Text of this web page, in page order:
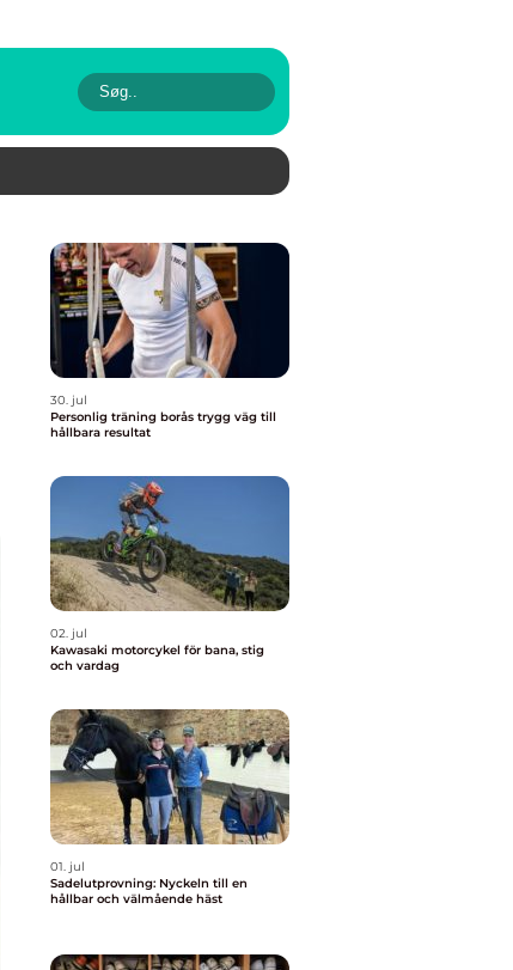
30. jul
Personlig träning borås trygg väg till
hållbara resultat
02. jul
Kawasaki motorcykel för bana, stig
och vardag
01. jul
Sadelutprovning: Nyckeln till en
hållbar och välmående häst